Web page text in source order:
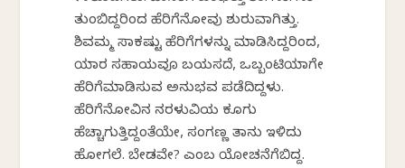
ತುಂಬಿದ್ದರಿಂದ ಹೆರಿಗೆನೋವು ಶುರುವಾಗಿತ್ತು.
ಶಿವಮ್ಮ ಸಾಕಷ್ಟು ಹೆರಿಗೆಗಳನ್ನು ಮಾಡಿಸಿದ್ದರಿಂದ,
ಯಾರ ಸಹಾಯವೂ ಬಯಸದೆ, ಒಬ್ಬಂಟಿಯಾಗೇ
ಹೆರಿಗೆಮಾಡಿಸುವ ಅನುಭವ ಪಡೆದಿದ್ದಳು.
ಹೆರಿಗೆನೋವಿನ ನರಳುವಿಕೆಯ ಕೂಗು
ಹೆಚ್ಚಾಗುತ್ತಿದ್ದಂತೆಯೇ, ಸಂಗಣ್ಣ ತಾನು ಇಳಿದು
ಹೋಗಲೆ. ಬೇಡವೇ? ಎಂಬ ಯೋಚನೆಗೆಬಿದ್ದ.